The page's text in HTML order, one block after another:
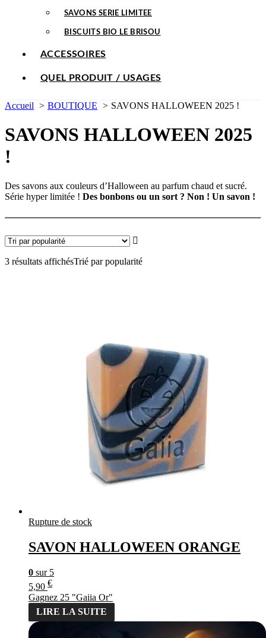
SAVONS SERIE LIMITEE
BISCUITS BIO LE BRISOU
ACCESSOIRES
QUEL PRODUIT / USAGES
Accueil BOUTIQUE SAVONS HALLOWEEN 2025 !
SAVONS HALLOWEEN 2025
!
Des savons aux couleurs d’Halloween au parfum chaud et sucré.
Série hyper limitée ! Des bonbons ou un sort ? Non ! Un savon !
3 résultats affichésTrié par popularité
Rupture de stock
SAVON HALLOWEEN ORANGE
0 sur 5
5,90 €
Gagnez 25 "Gaiia Or"
LIRE LA SUITE